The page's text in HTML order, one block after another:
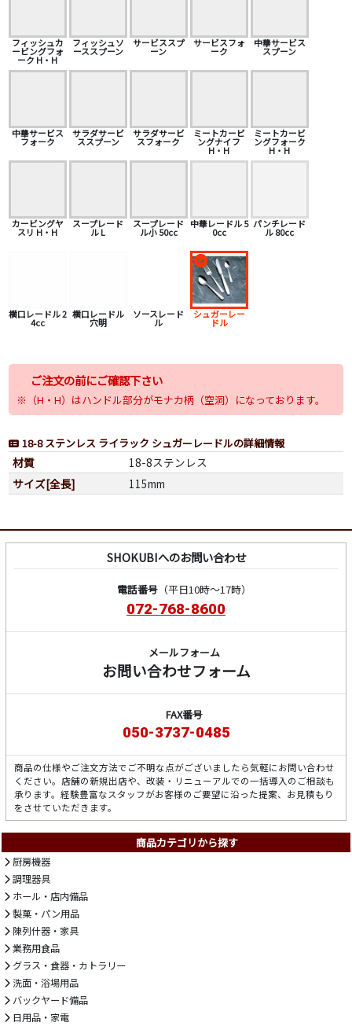
フィッシュカ
ービングフォ
ーク H・H
フィッシュソ
ーススプーン
サービススプ
ーン
サービスフォ
ーク
中華サービス
スプーン
中華サービス
フォーク
サラダサービ
ススプーン
サラダサービ
スフォーク
ミートカービ
ングナイフ
H・H
ミートカービ
ングフォーク
H・H
カービングヤ
スリ H・H
スープレード
ル L
スープレード
ル小 50cc
中華レードル 5
0cc
パンチレード
ル 80cc
横口レードル 2
4cc
横口レードル
穴明
ソースレード
ル
シュガーレー
ドル
ご注文の前にご確認下さい
※（H・H）はハンドル部分がモナカ柄（空洞）になっております。
18-8 ステンレス ライラック シュガーレードルの詳細情報
材質
18-8ステンレス
サイズ[全長]
115mm
SHOKUBIへのお問い合わせ
電話番号（平日10時～17時）
072-768-8600
メールフォーム
お問い合わせフォーム
FAX番号
050-3737-0485
商品の仕様やご注文方法でご不明な点がございましたら気軽にお問い合わせ
ください。店舗の新規出店や、改装・リニューアルでの一括導入のご相談も
承ります。経験豊富なスタッフがお客様のご要望に沿った提案、お見積もり
をさせていただきます。
商品カテゴリから探す
厨房機器
調理器具
ホール・店内備品
製菓・パン用品
陳列什器・家具
業務用食品
グラス・食器・カトラリー
洗面・浴場用品
バックヤード備品
日用品・家電